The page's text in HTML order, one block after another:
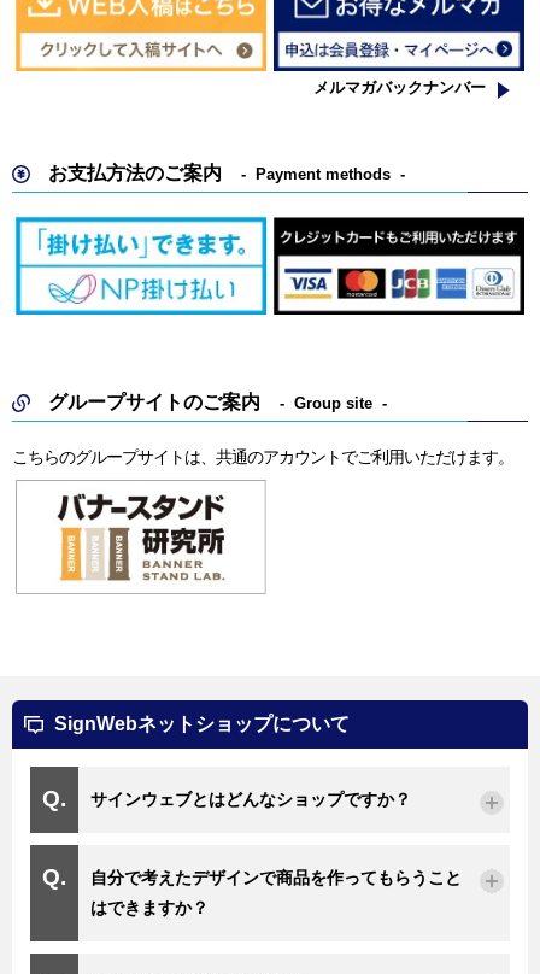
メルマガバックナンバー
お支払方法のご案内 Payment methods
グループサイトのご案内 Group site
こちらのグループサイトは、共通のアカウントでご利用いただけます。
SignWebネットショップについて
サインウェブとはどんなショップですか？
自分で考えたデザインで商品を作ってもらうこと
はできますか？